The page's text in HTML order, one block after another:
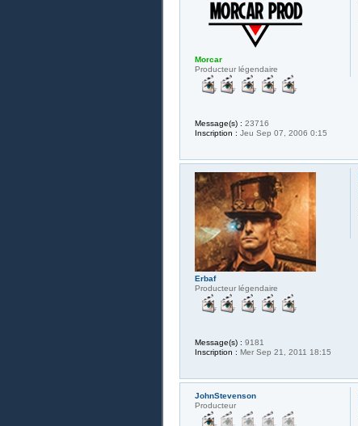
Morcar
Producteur légendaire
Message(s) : 23716
Inscription : Jeu Sep 07, 2006 0:15
Erbaf
Producteur légendaire
Message(s) : 9181
Inscription : Mer Sep 21, 2011 18:15
JohnStevenson
Producteur